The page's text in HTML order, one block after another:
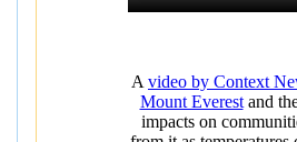
A video by Context
Mount Everestand
impacts on